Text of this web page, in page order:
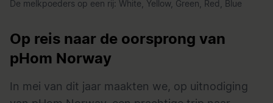
De melkpoeders op een rij: White, Yellow, Green, Red, Blue
Op reis naar de oorsprong van
pHom Norway
In mei van dit jaar maakten we, op uitnodiging